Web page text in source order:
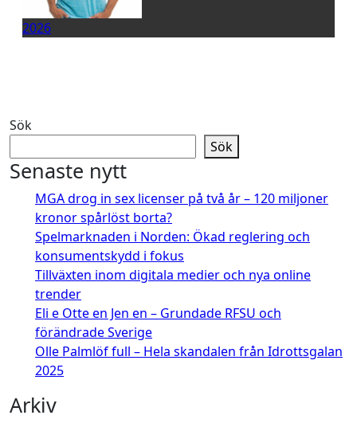
2026
Sök
Sök
Senaste nytt
MGA drog in sex licenser på två år – 120 miljoner
kronor spårlöst borta?
Spelmarknaden i Norden: Ökad reglering och
konsumentskydd i fokus
Tillväxten inom digitala medier och nya online
trender
Eli e Otte en Jen en – Grundade RFSU och
förändrade Sverige
Olle Palmlöf full – Hela skandalen från Idrottsgalan
2025
Arkiv